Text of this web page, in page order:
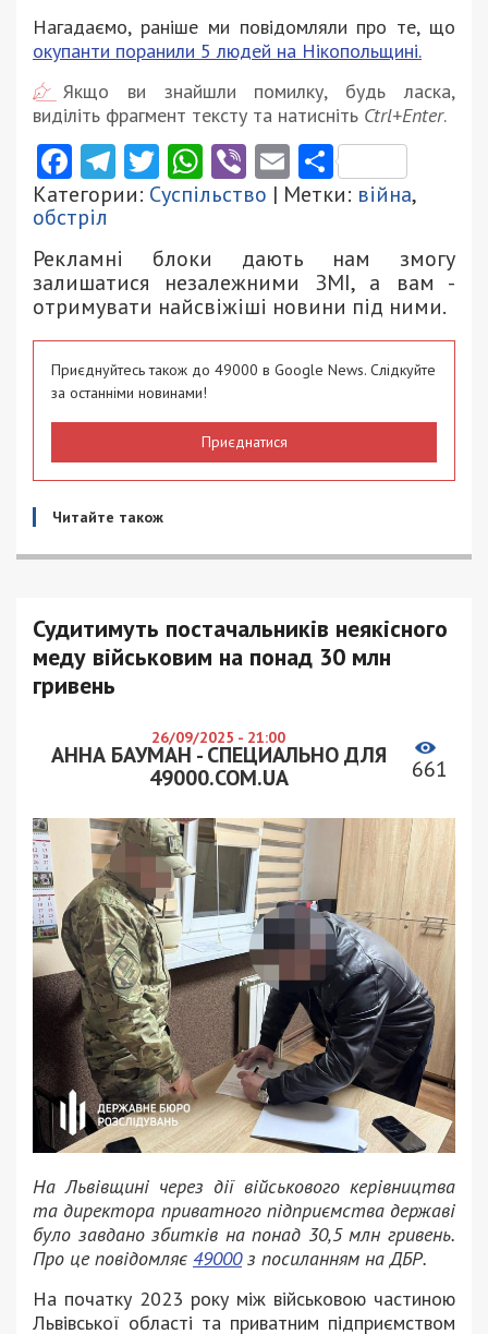
Нагадаємо, раніше ми повідомляли про те, що
окупанти поранили 5 людей на Нікопольщині.
Якщо ви знайшли помилку, будь ласка,
виділіть фрагмент тексту та натисніть Ctrl+Enter.
Facebook
Telegram
Twitter
WhatsApp
ViberEmail
Категории: Суспільство | Метки: війна,
обстріл
Рекламні блоки дають нам змогу
залишатися незалежними ЗМІ, а вам -
отримувати найсвіжіші новини під ними.
Приєднуйтесь також до 49000 в Google News. Слідкуйте
за останніми новинами!
Приєднатися
Читайте також
Судитимуть постачальників неякісного
меду військовим на понад 30 млн
гривень
26/09/2025 - 21:00
АННА БАУМАН - СПЕЦИАЛЬНО ДЛЯ
49000.COM.UA
661
На Львівщині через дії військового керівництва
та директора приватного підприємства державі
було завдано збитків на понад 30,5 млн гривень.
Про це повідомляє 49000з посиланням на ДБР.
На початку 2023 року між військовою частиною
Львівської області та приватним підприємством